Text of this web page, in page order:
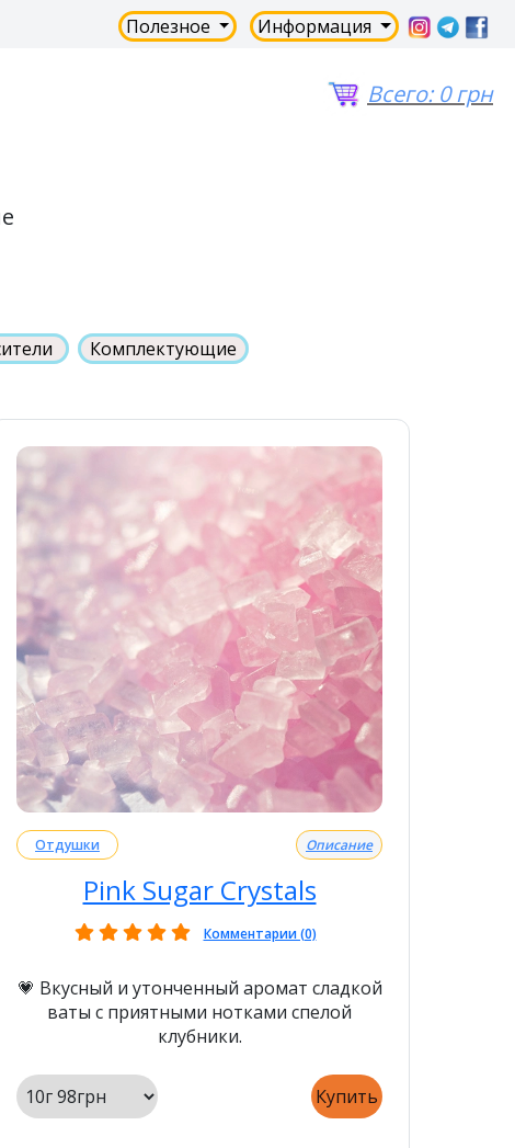
Полезное Информация
Всего:0 грн
Комплектующие
Отдушки Описание
Pink Sugar Crystals
Комментарии (0)
💗 Вкусный и утонченный аромат сладкой
ваты с приятными нотками спелой
клубники.
Купить